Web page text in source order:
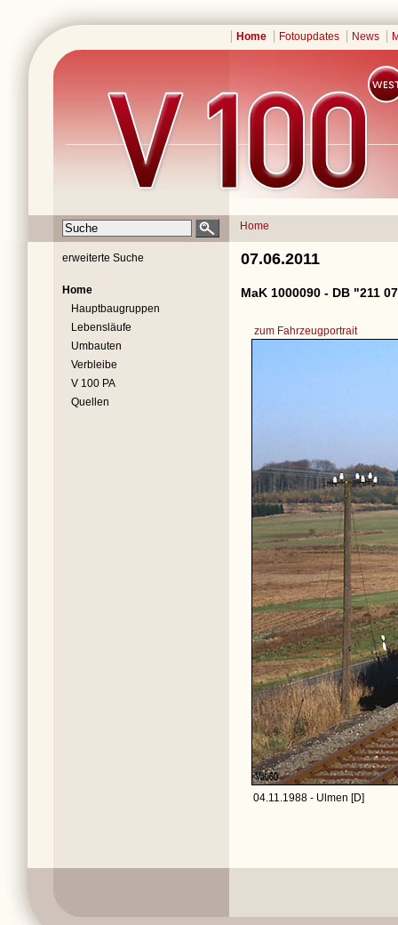
Home Fotoupdates News
Home
erweiterte Suche
Home
Hauptbaugruppen
Lebensläufe
Umbauten
Verbleibe
V 100 PA
Quellen
07.06.2011
MaK 1000090 - DB "211
zum Fahrzeugportrait
04.11.1988 - Ulmen [D]